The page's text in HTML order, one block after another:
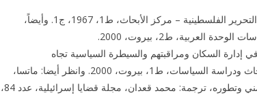
[1] عن ذلك راجع: جريس، صبري، العرب في إسرائيل، منظمة التحرير الفلسطينية – مركز الأبحاث، ط1، 1967، ج1. وأيضاً،
ط2، بيروت، 2000.
إدارة السكان ومراقبتهم والسيطرة السياسية تجاه
الفلسطينيين، ترجمة: الحارث محمد النبهان، المركز العربي للأبحاث ودراسة السياسات، ط1، بيروت، 2000. وانظر أيضا: ماتسا،
دورون، سياسات إسرائيل إزاء مواطنيها العرب: جذور الفكر الأمني وتطوره، ترجمة: محمد قعدان، مجلة قضايا إسرائيلية، عدد 84،